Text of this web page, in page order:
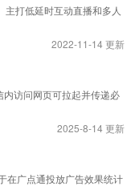
打低延时互动直播和多人
2022-11-14 更新
访问网页可拉起并传递必
2025-8-14 更新
在广点通投放广告效果统计